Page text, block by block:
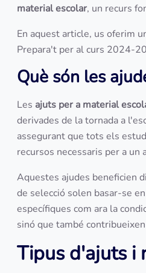
material escolar, un recurs
En aquest article, us oferim
Prepara't per al curs 2024-
Què són les
Les ajuts per a material
derivades de la tornada a
assegurant que tots els
recursos necessaris per a un
Aquestes ajudes beneficien
de selecció solen basar-se
específiques com ara la
sinó que també
Tipus d'ajuts i